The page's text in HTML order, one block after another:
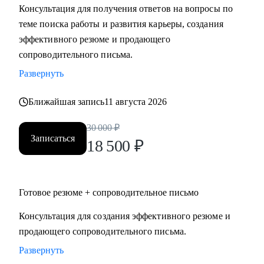
Мидл и топ руководители.
• CEO/Генеральный директор
• Операционный директор/Исполнительный директор
• Коммерческий директор/Директор по продажам
• CFO/ Финансовый директор
• Директор по производству
• ИТ-директор
• Директор по логистике и закупкам
• Директор по стратегическому развитию
Для своих клиентов я — Карьерный доктор, который
поможет «диагностировать и вылечить» проблемы в
области профессионального развития: выявить сильные
уникальность, найти оптимальное и актуальное решение, а
Консультация для получения ответов на вопросы по
теме поиска работы и развития карьеры, создания
эффективного резюме и продающего
сопроводительного письма.
Развернуть
Ближайшая запись11 августа 2026
Записаться
30 000 ₽
18 500 ₽
Готовое резюме + сопроводительное письмо
Консультация для создания эффективного резюме и
продающего сопроводительного письма.
Развернуть